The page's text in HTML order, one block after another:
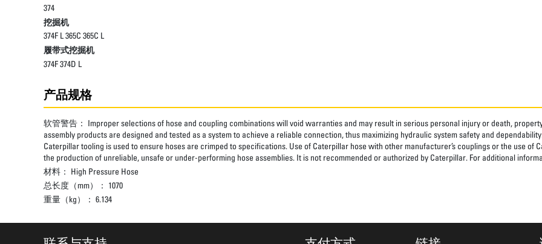
374
挖掘机
374F L 365C 365C L
履带式挖掘机
374F 374D L
产品规格
软管警告： Improper selections of hose and coupling combinations will void warranties and may result in serious personal injury or death,
assembly products are designed and tested as a system to achieve a reliable connection, thus maximizing hydraulic system safety and
Caterpillar tooling is used to ensure hoses are crimped to specifications. Use of Caterpillar hose with other manufacturer’s couplings or the use of
the production of unreliable, unsafe or under-performing hose assemblies. It is not recommended or authorized by Caterpillar. For additional
材料： High Pressure Hose
总长度（mm）： 1070
重量（kg）： 6.134